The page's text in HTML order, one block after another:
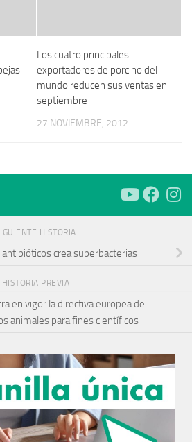
Los cuatro principales
exportadores de porcino del
mundo reducen sus ventas en
septiembre
27 NOVIEMBRE, 2012
HISTORIA
antibióticos crea superbacterias
HISTORIA PREVIA
en vigor la directiva europea de
animales para fines científicos